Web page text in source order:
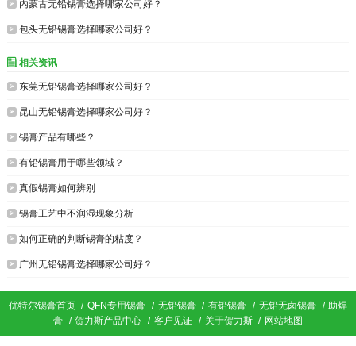
 内蒙古无铅锡膏选择哪家公司好？
 包头无铅锡膏选择哪家公司好？
相关资讯
东莞无铅锡膏选择哪家公司好？
昆山无铅锡膏选择哪家公司好？
锡膏产品有哪些？
有铅锡膏用于哪些领域？
真假锡膏如何辨别
锡膏工艺中不润湿现象分析
如何正确的判断锡膏的粘度？
广州无铅锡膏选择哪家公司好？
优特尔锡膏首页 / QFN专用锡膏 / 无铅锡膏 / 有铅锡膏 / 无铅无卤锡膏 / 助焊
膏 / 贺力斯产品中心 / 客户见证 / 关于贺力斯 / 网站地图